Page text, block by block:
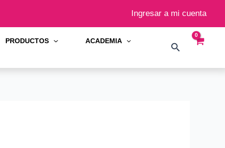
Ingresar a mi cuenta
PRODUCTOS
ACADEMIA
Buscar